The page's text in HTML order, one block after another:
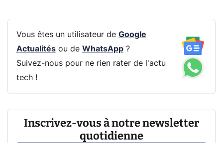
Vous êtes un utilisateur de Google
Actualitésou de WhatsApp?
Suivez-nous pour ne rien rater de l'actu
tech !
Inscrivez-vous à notre newsletter
quotidienne